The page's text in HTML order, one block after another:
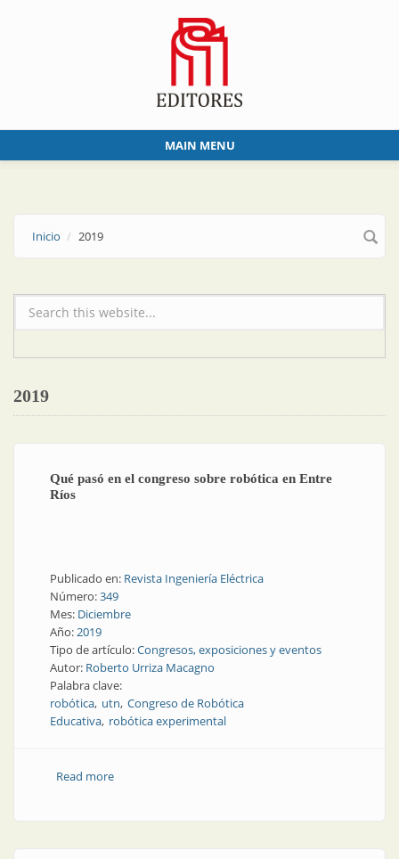
MAIN MENU
Inicio 2019
Formulario de búsqueda
2019
Qué pasó en el congreso sobre robótica en Entre
Ríos
Publicado en: Revista Ingeniería Eléctrica
Número:349
Mes: Diciembre
Año:2019
Tipo de artículo:Congresos, exposiciones y eventos
Autor: Roberto Urriza Macagno
Palabra clave:
robótica utn Congreso de Robótica
Educativa robótica experimental
Read moreabout Qué pasó en el congreso sobre robótica en